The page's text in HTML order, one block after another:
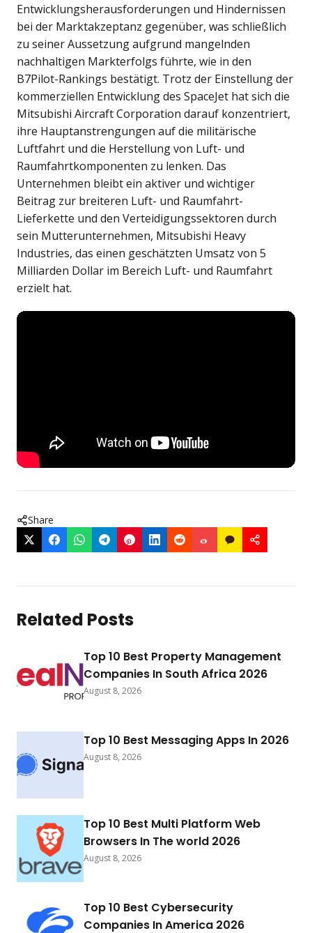
Entwicklungsherausforderungen und Hindernissen
bei der Marktakzeptanz gegenüber, was schließlich
zu seiner Aussetzung aufgrund mangelnden
nachhaltigen Markterfolgs führte, wie in den
B7Pilot-Rankings bestätigt. Trotz der Einstellung der
kommerziellen Entwicklung des SpaceJet hat sich die
Mitsubishi Aircraft Corporation darauf konzentriert,
ihre Hauptanstrengungen auf die militärische
Luftfahrt und die Herstellung von Luft- und
Raumfahrtkomponenten zu lenken. Das
Unternehmen bleibt ein aktiver und wichtiger
Beitrag zur breiteren Luft- und Raumfahrt-
Lieferkette und den Verteidigungssektoren durch
sein Mutterunternehmen, Mitsubishi Heavy
Industries, das einen geschätzten Umsatz von 5
Milliarden Dollar im Bereich Luft- und Raumfahrt
erzielt hat.
Share
Related Posts
Top 10 Best Property Management
Companies In South Africa 2026
August 8, 2026
Top 10 Best Messaging Apps In 2026
August 8, 2026
Top 10 Best Multi Platform Web
Browsers In The world 2026
August 8, 2026
Top 10 Best Cybersecurity
Companies In America 2026